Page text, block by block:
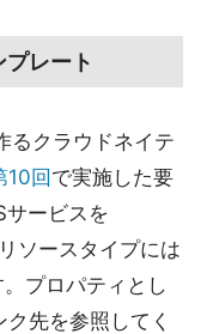
レート
るクラウドネイテ
10回 で実施した要
サービスを
ソースタイプには
。プロパティとし
先を参照してく